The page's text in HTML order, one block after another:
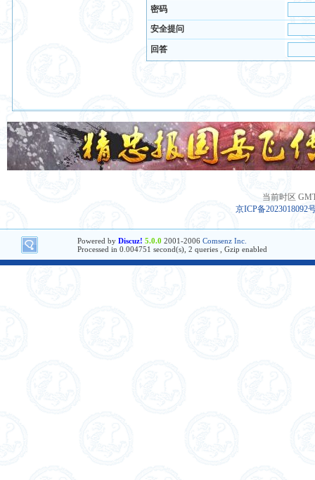
密码
安全提问
回答
当前时区
京ICP备2023018092
Powered by Discuz! 5.0.0 2001-2006 Comsenz Inc.
Processed in 0.004751 second(s), 2 queries , Gzip enabled